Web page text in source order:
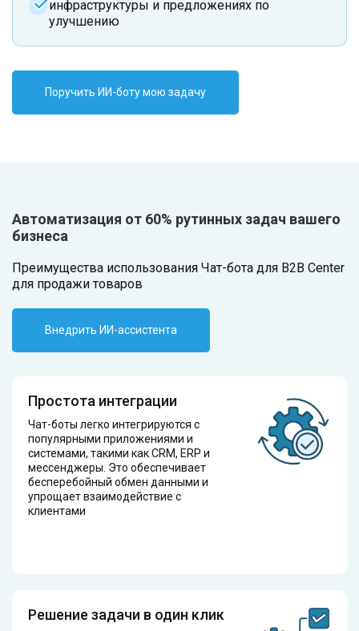
инфраструктуры и предложениях по
улучшению
Поручить ИИ-боту мою задачу
Автоматизация от 60% рутинных задач вашего
бизнеса
Преимущества использования Чат-бота для B2B Center
для продажи товаров
Внедрить ИИ-ассистента
Простота интеграции
Чат-боты легко интегрируются с
популярными приложениями и
системами, такими как CRM, ERP и
мессенджеры. Это обеспечивает
бесперебойный обмен данными и
упрощает взаимодействие с
клиентами
Решение задачи в один клик